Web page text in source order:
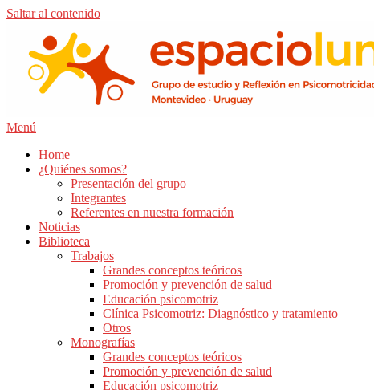
Saltar al contenido
Menú
Home
¿Quiénes somos?
Presentación del grupo
Integrantes
Referentes en nuestra formación
Noticias
Biblioteca
Trabajos
Grandes conceptos teóricos
Promoción y prevención de salud
Educación psicomotriz
Clínica Psicomotriz: Diagnóstico y tratamiento
Otros
Monografías
Grandes conceptos teóricos
Promoción y prevención de salud
Educación psicomotriz